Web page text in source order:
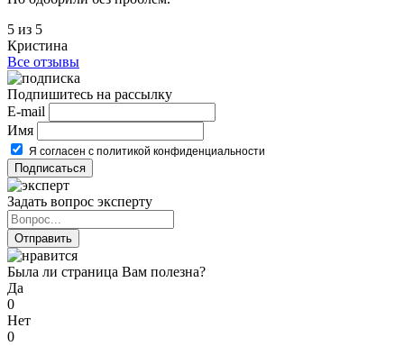
5 из 5
Кристина
Все отзывы
Подпишитесь на рассылку
E-mail
Имя
Я согласен с политикой конфиденциальности
Задать вопрос эксперту
Была ли страница Вам полезна?
Да
0
Нет
0